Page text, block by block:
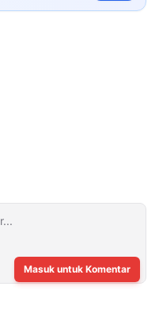
Masuk untuk Komentar